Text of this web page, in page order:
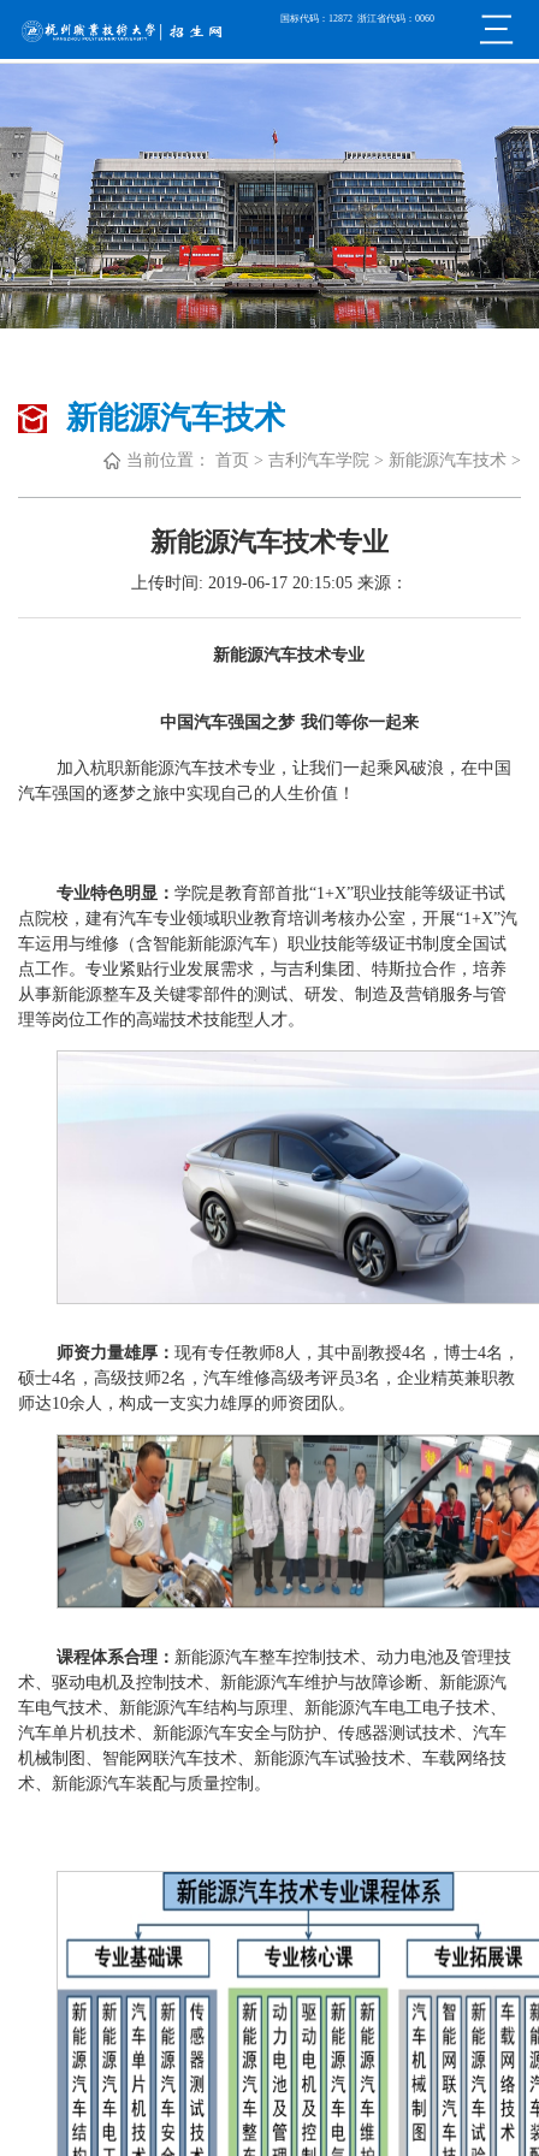
国标代码：12872 浙江省代码：0060
新能源汽车技术
当前位置： 首页 > 吉利汽车学院 > 新能源汽车技术 >
新能源汽车技术专业
上传时间: 2019-06-17 20:15:05 来源：
新能源汽车技术专业
中国汽车强国之梦 我们等你一起来
加入 杭职新能源汽车技术专业，让我们一起乘风破浪，在中国
汽车强国的逐梦之旅中实现自己的人生价值！
专业特色明显： 学院是教育部首批“1+X”职业技能等级证书试
点院校，建有汽车专业领域职业教育培训考核办公室，开展“1+X”汽
车运用与维修（含智能新能源汽车）职业技能等级证书制度全国试
点工作。专业紧贴行业发展需求，与吉利集团、特斯拉合作，培养
从事新能源整车及关键零部件的测试、研发、制造及营销服务与管
理等岗位工作的高端技术技能型人才。
师资力量雄厚 ： 现有专任教师8 人，其中副教授4名，博士4名，
硕士4名，高级技师2名，汽车维修高级考评员3名，企业精英兼职教
师达10余人 ，构成一支实力雄厚的师资团队。
课程体系合理： 新能源汽车整车控制技术、动力电池及管理技
术、驱动电机及控制技术、新能源汽车维护与故障诊断
新能源汽
车电气技术、新能源汽车结构与原理、 新能源汽车电工电子技术、
汽车单片机技术、新能源汽车安全与防护
传感器测试技术、 汽车
机械制图、 智能网联汽车技术、新能源汽车试验技术、车载网络技
术
新能源汽车装配与质量控制 。